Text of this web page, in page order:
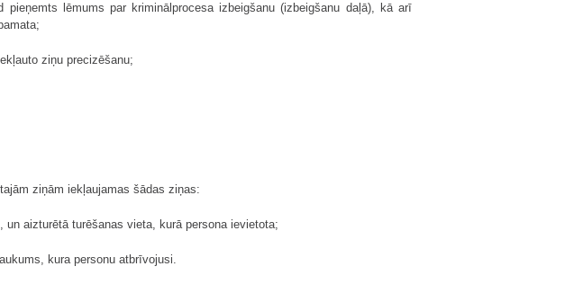
lēmums par kriminālprocesa izbeigšanu (izbeigšanu daļā), kā arī
ziņu precizēšanu;
ziņām iekļaujamas šādas ziņas:
aizturētā turēšanas vieta, kurā persona ievietota;
kura personu atbrīvojusi.